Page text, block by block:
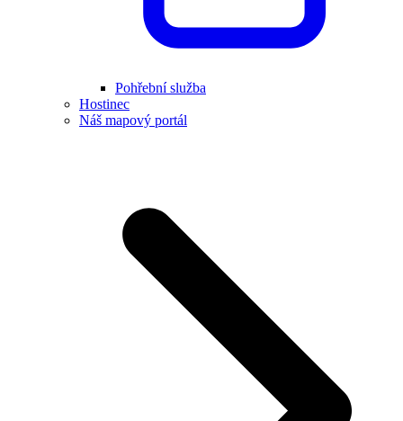
Pohřební služba
Hostinec
Náš mapový portál